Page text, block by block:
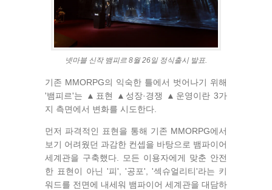
넷마블 신작 뱀피르 8월 26일 정식출시 발표.
기존 MMORPG의 익숙한 틀에서 벗어나기 위해
'뱀피르'는 ▲표현 ▲성장·경쟁 ▲운영이란 3가
지 측면에서 변화를 시도한다.
먼저 파격적인 표현을 통해 기존 MMORPG에서
보기 어려웠던 과감한 컨셉을 바탕으로 뱀파이어
세계관을 구축했다. 모든 이용자에게 맞춘 안전
한 표현이 아닌 '피', '공포', '섹슈얼리티'라는 키
워드를 전면에 내세워 뱀파이어 세계관을 대담하